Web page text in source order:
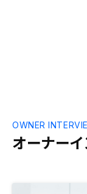
しい。 もしく
オーナー
OWNER